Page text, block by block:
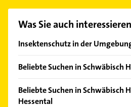
finden Sie alleKontaktdaten.
Was Sie auch
Insektenschutz in der
Satteldorf
Beliebte Suchen in Schwäbisch
Maler
Gartenbau & Landschaftsbau
Beliebte Suchen in Schwäbisch
Hessental